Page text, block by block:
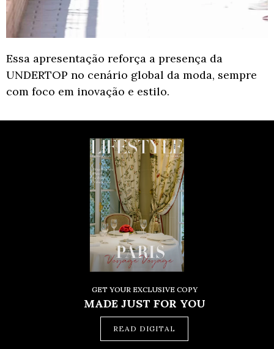
Essa apresentação reforça a presença da
UNDERTOP no cenário global da moda, sempre
com foco em inovação e estilo.
GET YOUR EXCLUSIVE COPY
MADE JUST FOR YOU
READ DIGITAL